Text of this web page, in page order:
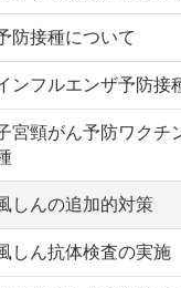
防接種について
ンフルエンザ予防接
宮頸がん予防ワクチ
しんの追加的対策
しん抗体検査の実施